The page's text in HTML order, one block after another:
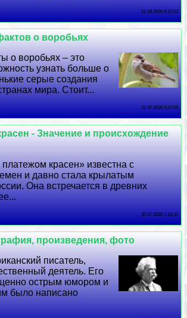
01 08 2026 9:10:53
о воробьях
о воробьях – это
узнать больше о
серые создания
мира. Стоит...
31 07 2026 5:27:25
- Значение и происхождение
красен» известна с
и давно стала крылатым
Она встречается в древних
30 07 2026 1:18:33
произведения, фото
писатель,
деятель. Его
острым юмором и
было написано